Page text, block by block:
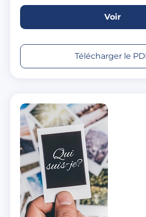
Voir
Télécharger le